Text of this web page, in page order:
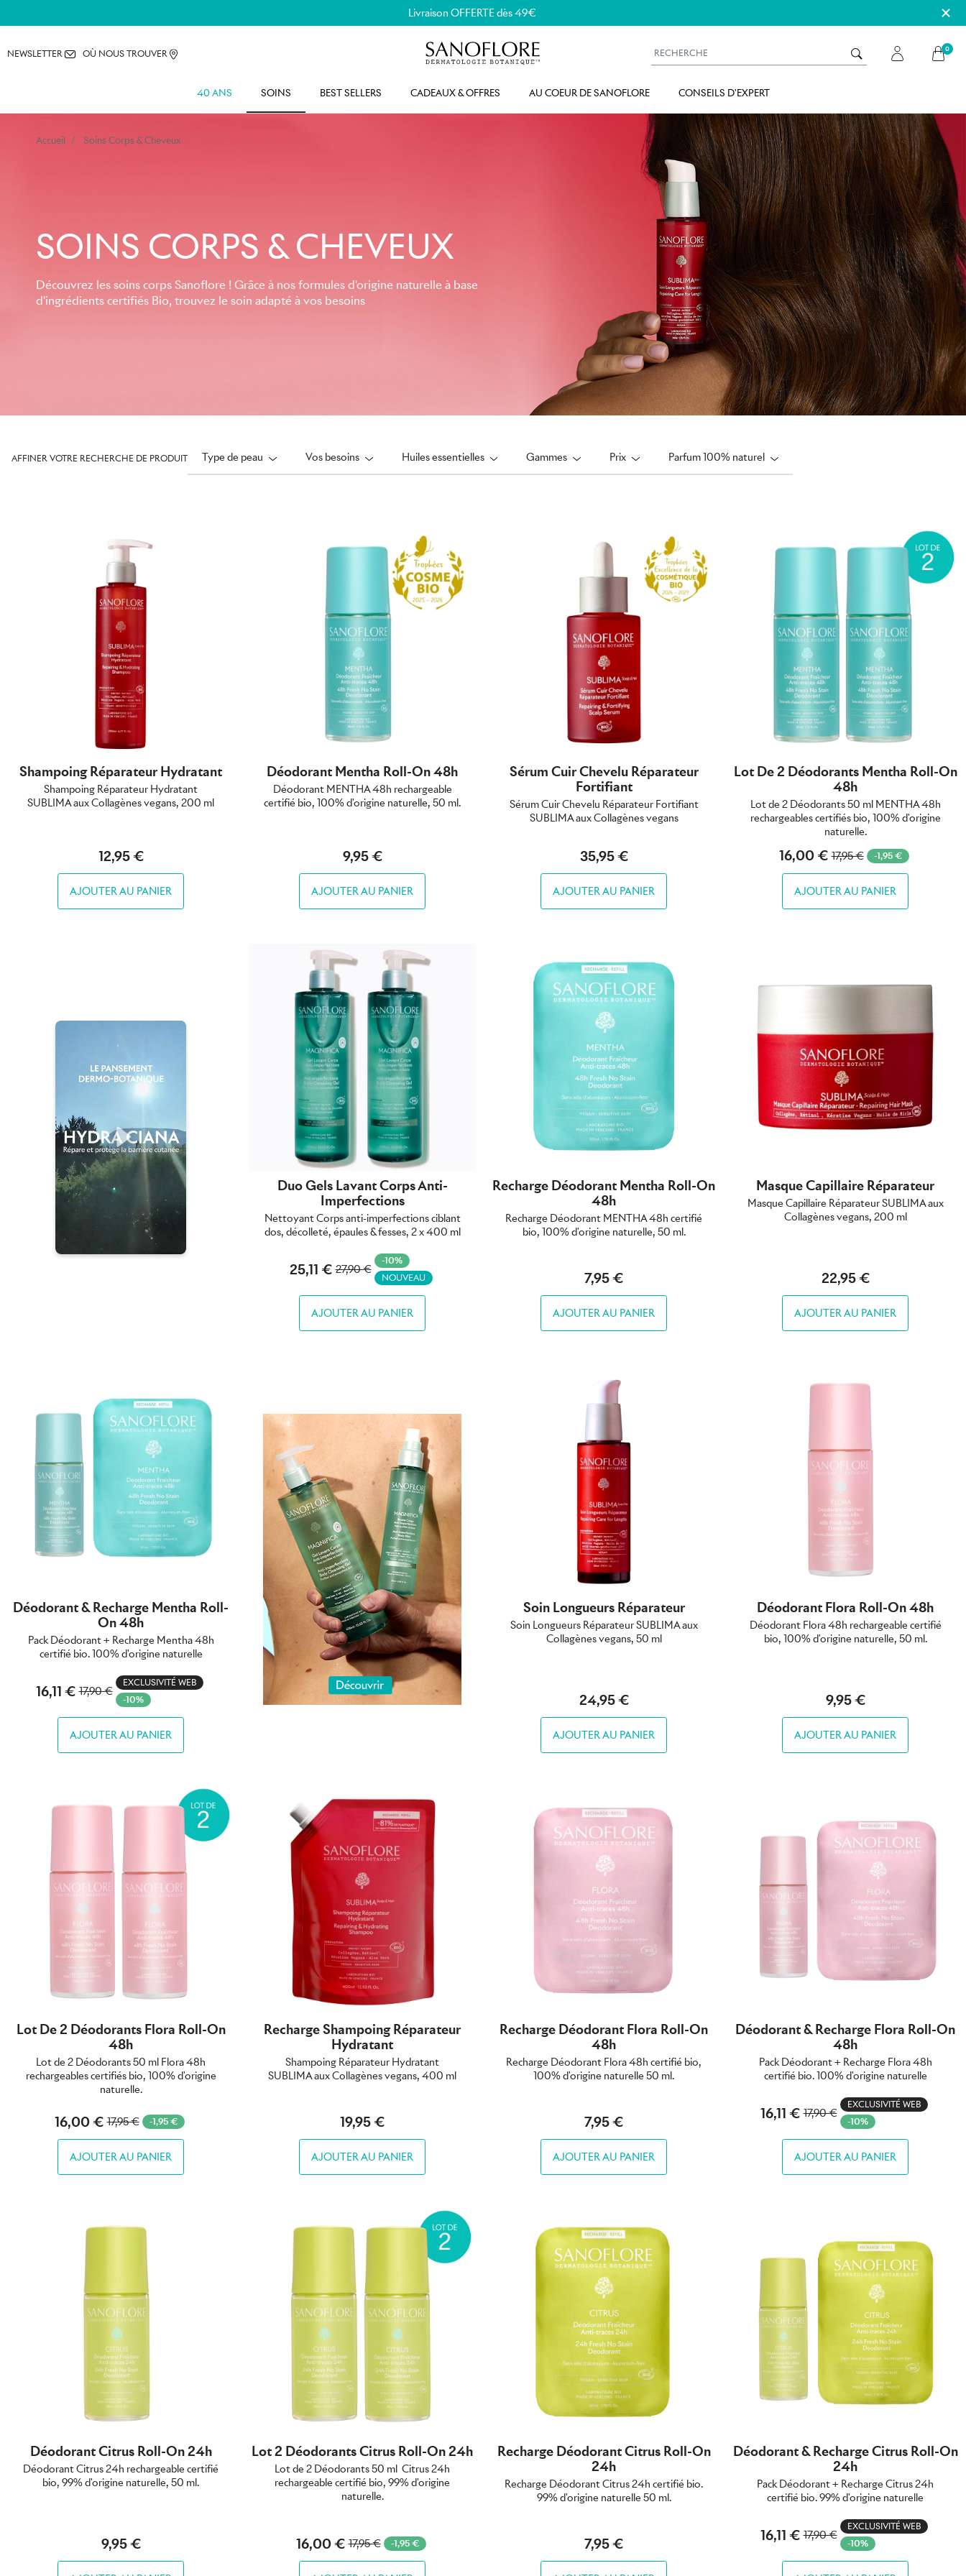
Livraison OFFERTE dès 49€ ×
NEWSLETTER OÙ NOUS TROUVER 0
40 ANS SOINS BEST SELLERS CADEAUX & OFFRES AU COEUR DE SANOFLORE CONSEILS D'EXPERT
Accueil Soins Corps & Cheveux
SOINS CORPS & CHEVEUX
Découvrez les soins corps Sanoflore ! Grâce à nos formules d'origine naturelle à base
d'ingrédients certifiés Bio, trouvez le soin adapté à vos besoins
AFFINER VOTRE RECHERCHE DE PRODUIT Type de peau Vos besoins Huiles essentielles Gammes Prix Parfum 100% naturel
Shampoing Réparateur Hydratant
Shampoing Réparateur Hydratant
SUBLIMA aux Collagènes vegans, 200 ml
12,95 €
AJOUTER AU PANIER
Déodorant Mentha Roll-On 48h
Déodorant MENTHA 48h rechargeable
certifié bio, 100% d'origine naturelle, 50 ml.
9,95 €
AJOUTER AU PANIER
Sérum Cuir Chevelu Réparateur
Fortifiant
Sérum Cuir Chevelu Réparateur Fortifiant
SUBLIMA aux Collagènes vegans
35,95 €
AJOUTER AU PANIER
Lot De 2 Déodorants Mentha Roll-On
48h
Lot de 2 Déodorants 50 ml MENTHA 48h
rechargeables certifiés bio, 100% d'origine
naturelle.
16,00 € 17,95 € -1,95 €
AJOUTER AU PANIER
Duo Gels Lavant Corps Anti-
Imperfections
Nettoyant Corps anti-imperfections ciblant
dos, décolleté, épaules & fesses, 2 x 400 ml
25,11 € 27,90 €
-10%
NOUVEAU
AJOUTER AU PANIER
Recharge Déodorant Mentha Roll-On
48h
Recharge Déodorant MENTHA 48h certifié
bio, 100% d'origine naturelle, 50 ml.
7,95 €
AJOUTER AU PANIER
Masque Capillaire Réparateur
Masque Capillaire Réparateur SUBLIMA aux
Collagènes vegans, 200 ml
22,95 €
AJOUTER AU PANIER
Déodorant & Recharge Mentha Roll-
On 48h
Pack Déodorant + Recharge Mentha 48h
certifié bio. 100% d'origine naturelle
16,11 € 17,90 €
EXCLUSIVITÉ WEB
-10%
AJOUTER AU PANIER
Soin Longueurs Réparateur
Soin Longueurs Réparateur SUBLIMA aux
Collagènes vegans, 50 ml
24,95 €
AJOUTER AU PANIER
Déodorant Flora Roll-On 48h
Déodorant Flora 48h rechargeable certifié
bio, 100% d'origine naturelle, 50 ml.
9,95 €
AJOUTER AU PANIER
Lot De 2 Déodorants Flora Roll-On
48h
Lot de 2 Déodorants 50 ml Flora 48h
rechargeables certifiés bio, 100% d'origine
naturelle.
16,00 € 17,95 € -1,95 €
AJOUTER AU PANIER
Recharge Shampoing Réparateur
Hydratant
Shampoing Réparateur Hydratant
SUBLIMA aux Collagènes vegans, 400 ml
19,95 €
AJOUTER AU PANIER
Recharge Déodorant Flora Roll-On
48h
Recharge Déodorant Flora 48h certifié bio,
100% d'origine naturelle 50 ml.
7,95 €
AJOUTER AU PANIER
Déodorant & Recharge Flora Roll-On
48h
Pack Déodorant + Recharge Flora 48h
certifié bio. 100% d'origine naturelle
16,11 € 17,90 €
EXCLUSIVITÉ WEB
-10%
AJOUTER AU PANIER
Déodorant Citrus Roll-On 24h
Déodorant Citrus 24h rechargeable certifié
bio, 99% d'origine naturelle, 50 ml.
9,95 €
Lot 2 Déodorants Citrus Roll-On 24h
Lot de 2 Déodorants 50 ml Citrus 24h
rechargeable certifié bio, 99% d'origine
naturelle.
16,00 € 17,95 € -1,95 €
Recharge Déodorant Citrus Roll-On
24h
Recharge Déodorant Citrus 24h certifié bio.
99% d'origine naturelle 50 ml.
7,95 €
Déodorant & Recharge Citrus Roll-On
24h
Pack Déodorant + Recharge Citrus 24h
certifié bio. 99% d'origine naturelle
16,11 € 17,90 €
EXCLUSIVITÉ WEB
-10%